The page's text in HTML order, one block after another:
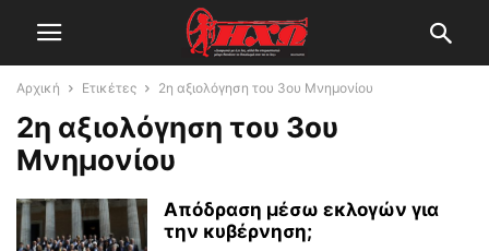
Αρχική Ετικέτες 2η αξιολόγηση του 3ου Μνημονίου
2η αξιολόγηση του 3ου
Μνημονίου
Απόδραση μέσω εκλογών για
την κυβέρνηση;